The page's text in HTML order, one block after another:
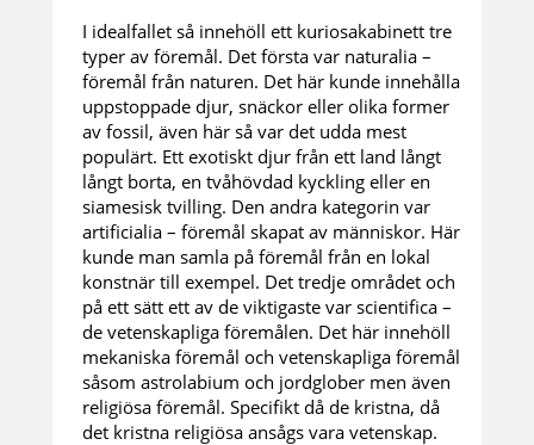
I idealfallet så innehöll ett kuriosakabinett tre
typer av föremål. Det första var naturalia –
föremål från naturen. Det här kunde innehålla
uppstoppade djur, snäckor eller olika former
av fossil, även här så var det udda mest
populärt. Ett exotiskt djur från ett land långt
långt borta, en tvåhövdad kyckling eller en
siamesisk tvilling. Den andra kategorin var
artificialia – föremål skapat av människor. Här
kunde man samla på föremål från en lokal
konstnär till exempel. Det tredje området och
på ett sätt ett av de viktigaste var scientifica –
de vetenskapliga föremålen. Det här innehöll
mekaniska föremål och vetenskapliga föremål
såsom astrolabium och jordglober men även
religiösa föremål. Specifikt då de kristna, då
det kristna religiösa ansågs vara vetenskap.